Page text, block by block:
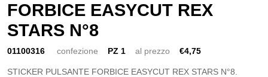
FORBICE EASYCUT REX
STARS N°8
01100316 confezione PZ 1 al prezzo €4,75
STICKER PULSANTE FORBICE EASYCUT REX STARS N°8.